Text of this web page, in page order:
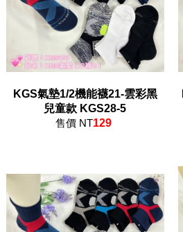
KGS氣墊1/2機能襪21-雲彩黑
兒童款 KGS28-5
售價 NT129